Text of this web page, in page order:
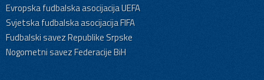
Evropska fudbalska asocijacija UEFA
Svjetska fudbalska asocijacija FIFA
Fudbalski savez Republike Srpske
Nogometni savez Federacije BiH